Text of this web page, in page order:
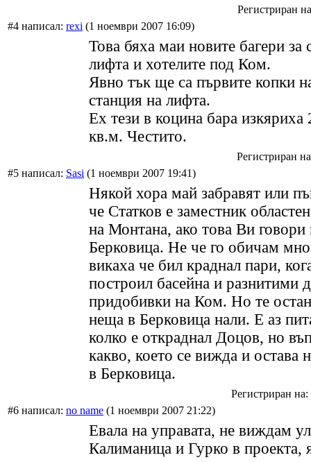
Регистриран
#4 написал: rexi (1 ноември 2007 16:09)
Това бяха маи новите багери за
лифта и хотелите под Ком.
Явно тък ще са първите копки
станция на лифта.
Ех тези в коцина бара изкяриха
кв.м. Честито.
Регистриран
#5 написал: Sasi (1 ноември 2007 19:41)
Някой хора май забравят или
че Статков е заместник
на Монтана, ако това Ви
Берковица. Не че го обичам
викаха че бил краднал пари,
построил басейна и разнитими
придобивки на Ком. Но те
неща в Берковица нали. Е аз
колко е откраднал Доцов, но
какво, което се вижда и остава
в Берковица.
Регистриран
#6 написал: no name (1 ноември 2007 21:22)
Евала на управата, не виждам
Калиманица и Гурко в проекта,